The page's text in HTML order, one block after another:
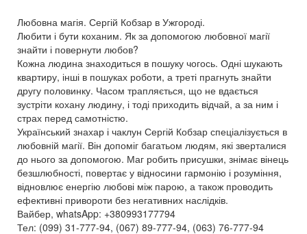
Любовна магія. Сергій Кобзар в Ужгороді.
Любити і бути коханим. Як за допомогою любовної магії
знайти і повернути любов?
Кожна людина знаходиться в пошуку чогось. Одні шукають
квартиру, інші в пошуках роботи, а треті прагнуть знайти
другу половинку. Часом трапляється, що не вдається
зустріти кохану людину, і тоді приходить відчай, а за ним і
страх перед самотністю.
Український знахар і чаклун Сергій Кобзар спеціалізується в
любовній магії. Він допоміг багатьом людям, які зверталися
до нього за допомогою. Маг робить присушки, знімає вінець
безшлюбності, повертає у відносини гармонію і розуміння,
відновлює енергію любові між парою, а також проводить
ефективні привороти без негативних наслідків.
Вайбер, whatsApp: +380993177794
Тел: (099) 31-777-94, (067) 89-777-94, (063) 76-777-94